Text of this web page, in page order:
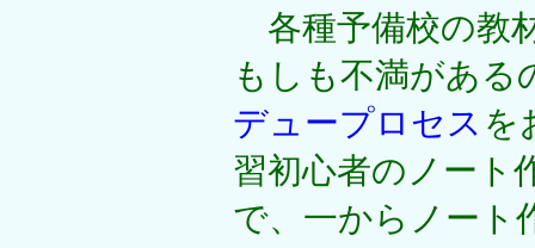
各種予備校の教
もしも不満がある
デュープロセス を
習初心者のノート
で、一からノート